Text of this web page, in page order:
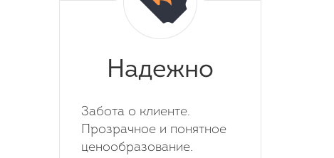
Надежно
Забота о клиенте.
Прозрачное и понятное
ценообразование.